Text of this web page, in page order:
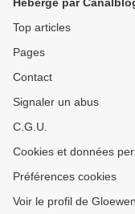
Top articles
Pages
Contact
Signaler un abus
C.G.U.
Cookies et données
Préférences cookies
Voir le profil de